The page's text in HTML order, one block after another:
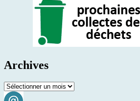
Archives
Archives